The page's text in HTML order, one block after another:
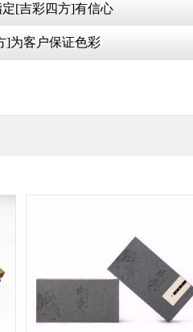
[吉彩四方]有信心
]为客户保证色彩